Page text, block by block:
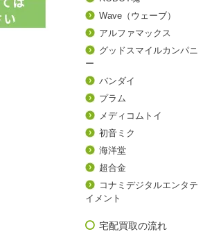
Wave（ウェーブ）
アルファマックス
グッドスマイルカンパニ
ー
バンダイ
プラム
メディコムトイ
初音ミク
海洋堂
超合金
コナミデジタルエンタテ
イメント
宅配買取の流れ